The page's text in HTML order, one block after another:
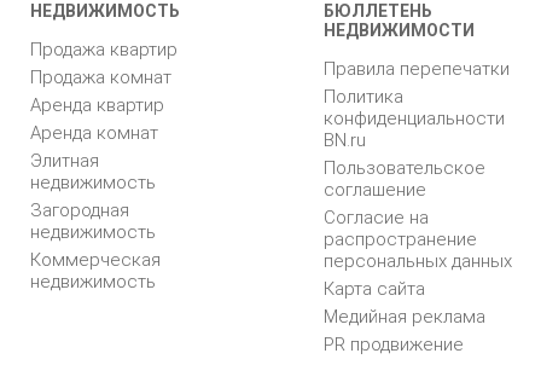
НЕДВИЖИМОСТЬ
Продажа квартир
Продажа комнат
Аренда квартир
Аренда комнат
Элитная
недвижимость
Загородная
недвижимость
Коммерческая
недвижимость
БЮЛЛЕТЕНЬ
НЕДВИЖИМОСТИ
Правила перепечатки
Политика
конфиденциальности
BN.ru
Пользовательское
соглашение
Согласие на
распространение
персональных данных
Карта сайта
Медийная реклама
PR продвижение